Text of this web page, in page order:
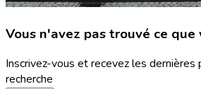
Vous n'avez pas trouvé ce que
Inscrivez-vous et recevez les
recherche